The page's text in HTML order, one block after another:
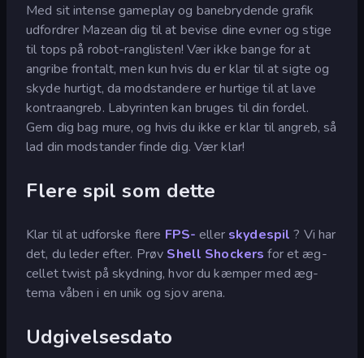
Med sit intense gameplay og banebrydende grafik
udfordrer Mazean dig til at bevise dine evner og stige
til tops på robot-ranglisten! Vær ikke bange for at
angribe frontalt, men kun hvis du er klar til at sigte og
skyde hurtigt, da modstandere er hurtige til at lave
kontraangreb. Labyrinten kan bruges til din fordel.
Gem dig bag mure, og hvis du ikke er klar til angreb, så
lad din modstander finde dig. Vær klar!
Flere spil som dette
Klar til at udforske flere FPS- eller skydespil ? Vi har
det, du leder efter. Prøv Shell Shockers for et æg-
cellet twist på skydning, hvor du kæmper med æg-
tema våben i en unik og sjov arena.
Udgivelsesdato